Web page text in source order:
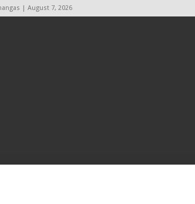
| August 7, 2026